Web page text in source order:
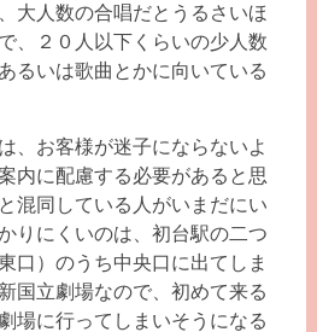
大人数の合唱だとうるさいほ
、２０人以下くらいの少人数
るいは歌曲とかに向いている
、お客様が迷子にならないよ
内に配慮する必要があると思
混同している人がいまだにい
りにくいのは、初台駅の二つ
口）のうち中央口に出てしま
国立劇場なので、初めて来る
場に行ってしまいそうになる